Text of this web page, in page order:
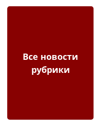
Все новости
рубрики